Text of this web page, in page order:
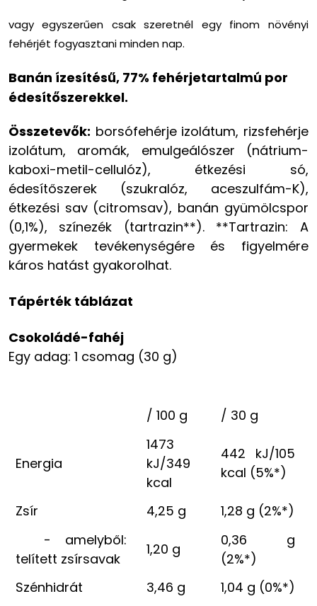
vagy egyszerűen csak szeretnél egy finom növényi
fehérjét fogyasztani minden nap.
Banán ízesítésű, 77% fehérjetartalmú por
édesítőszerekkel.
Összetevők: borsófehérje izolátum, rizsfehérje
izolátum, aromák, emulgeálószer (nátrium-
kaboxi-metil-cellulóz), étkezési só,
édesítőszerek (szukralóz, aceszulfám-K),
étkezési sav (citromsav), banán gyümölcspor
(0,1%), színezék (tartrazin**). **Tartrazin: A
gyermekek tevékenységére és figyelmére
káros hatást gyakorolhat.
Tápérték táblázat
Csokoládé-fahéj
Egy adag: 1 csomag (30 g)
/ 100 g / 30 g
Energia
1473
kJ/349
kcal
442 kJ/105
kcal (5%*)
Zsír 4,25 g
1,28 g (2%*)
- amelyből:
telített zsírsavak
1,20 g
0,36 g
(2%*)
Szénhidrát
3,46 g
1,04 g (0%*)